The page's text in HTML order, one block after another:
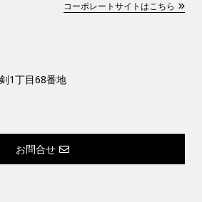
コーポレートサイトはこちら
1丁目68番地
お問合せ